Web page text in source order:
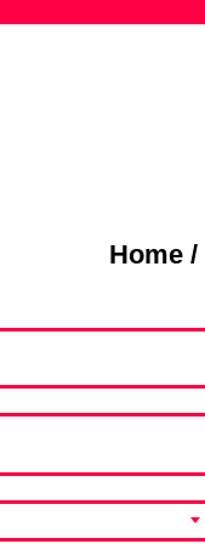
Home/